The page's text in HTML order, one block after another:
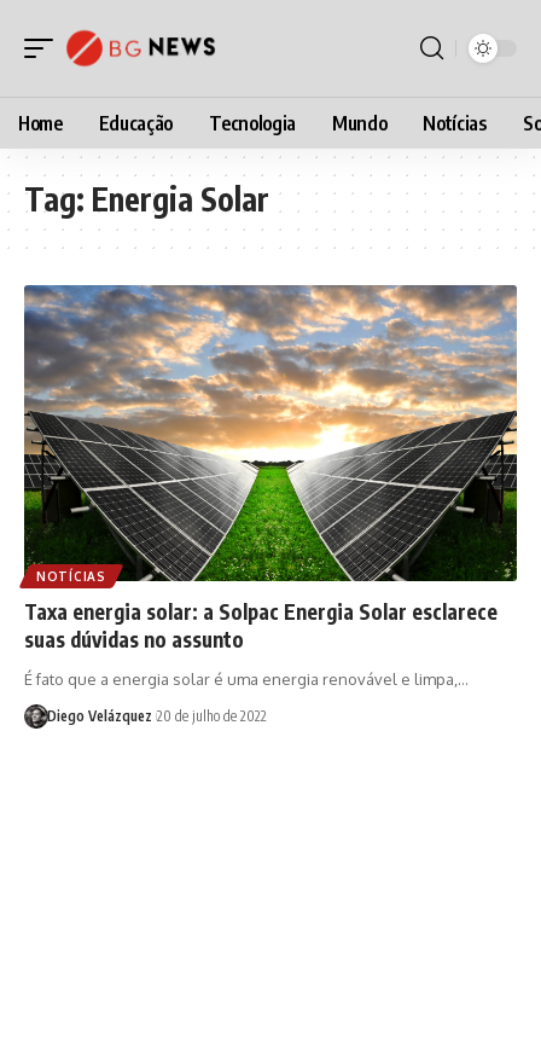
Home Educação Tecnologia Mundo Notícias
Tag: Energia Solar
NOTÍCIAS
Taxa energia solar: a Solpac Energia Solar esclarece
suas dúvidas no assunto
É fato que a energia solar é uma energia renovável e limpa,…
Diego Velázquez 20 de julho de 2022